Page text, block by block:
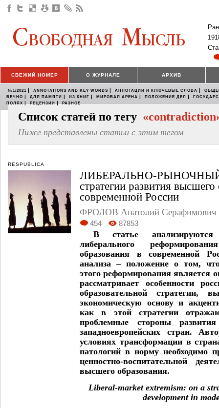
СВЕЖИЙ НОМЕР О ЖУРНАЛЕ АРХИВ
№1/2021 | ANNOTATIONS AND KEY WORDS | АННОТАЦИИ И КЛЮЧЕВЫЕ СЛОВА |
ВЕЧНО | ДЛЯ ПАМЯТИ | ИЗ КНИГ | МИРОВАЯ АРЕНА | ПОЛОЖЕНИЕ ДЕЛ |
ПОЛЯХ | РЕЦЕНЗИИ | РАЗНОЕ
Список статей по тегу
Ниже представлены статьи с этим тегом
RESPUBLICA
ЛИБЕРАЛЬНО-
стратегии развития
современной России
ФРОЛОВ Анатолий Серафимович
454 87853
В статье анализируются
либерального
образования в современной
анализа – положение о том,
этого реформирования является
рассматривает особенности
образовательной стратегии,
экономическую основу и
как в этой стратегии
проблемные стороны
западноевропейских стран.
условиях трансформации в
патологий в норму необходимо
ценностно-воспитательной
высшего образования.
Liberal-market extremism: on a
development in